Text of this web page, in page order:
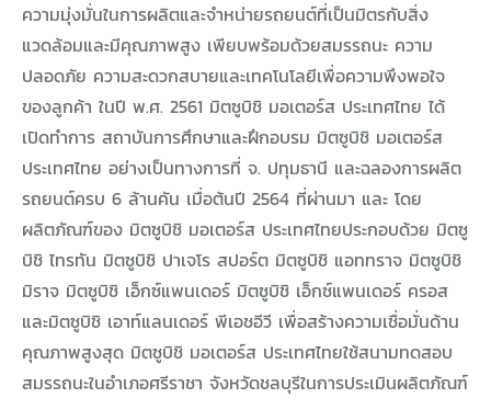
ความมุ่งมั่นในการผลิตและจำหน่ายรถยนต์ที่เป็นมิตรกับสิ่ง
แวดล้อมและมีคุณภาพสูง เพียบพร้อมด้วยสมรรถนะ ความ
ปลอดภัย ความสะดวกสบายและเทคโนโลยีเพื่อความพึงพอใจ
ของลูกค้า ในปี พ.ศ. 2561 มิตซูบิชิ มอเตอร์ส ประเทศไทย ได้
เปิดทำการ สถาบันการศึกษาและฝึกอบรม มิตซูบิชิ มอเตอร์ส
ประเทศไทย อย่างเป็นทางการที่ จ. ปทุมธานี และฉลองการผลิต
รถยนต์ครบ 6 ล้านคัน เมื่อต้นปี 2564 ที่ผ่านมา และ โดย
ผลิตภัณฑ์ของ มิตซูบิชิ มอเตอร์ส ประเทศไทยประกอบด้วย มิตซู
บิชิ ไทรทัน มิตซูบิชิ ปาเจโร สปอร์ต มิตซูบิชิ แอททราจ มิตซูบิชิ
มิราจ มิตซูบิชิ เอ็กซ์แพนเดอร์ มิตซูบิชิ เอ็กซ์แพนเดอร์ ครอส
และมิตซูบิชิ เอาท์แลนเดอร์ พีเอชอีวี เพื่อสร้างความเชื่อมั่นด้าน
คุณภาพสูงสุด มิตซูบิชิ มอเตอร์ส ประเทศไทยใช้สนามทดสอบ
สมรรถนะในอำเภอศรีราชา จังหวัดชลบุรีในการประเมินผลิตภัณฑ์